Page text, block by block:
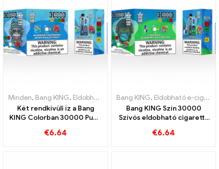
Minden, Bang KING, Eldobható e-cigaretta Litvánia ,Eldobható e-
Két rendkívüli íz a Bang
KING Colorban 30000 Puffs
vegyes és penészes
€6.64
Bang KING, Eldobható e-cigaretta Litvánia
Bang KING Szín 30000
Szívós eldobható cigaretta
Energy Watermelon Bubble
€6.64